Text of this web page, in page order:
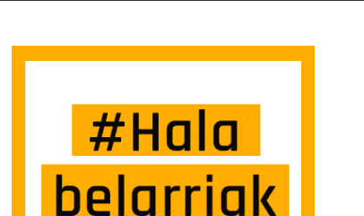
DUTE: BANDA LEHIAKETA SARRERAN